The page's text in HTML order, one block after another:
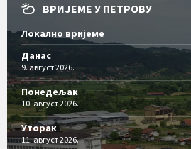
ВРИЈЕМЕ У ПЕТРОВУ
Локално вријеме
Данас
9. август 2026.
Понедељак
10. август 2026.
Уторак
11. август 2026.